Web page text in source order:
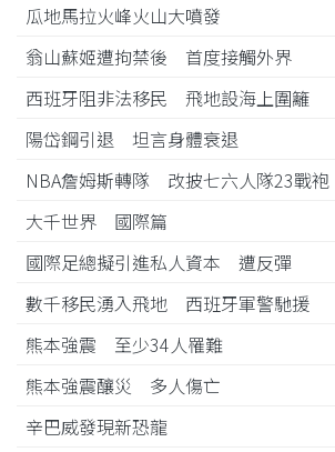
瓜地馬拉火峰火山大噴發
翁山蘇姬遭拘禁後 首度接觸外界
西班牙阻非法移民 飛地設海上圍籬
陽岱鋼引退 坦言身體衰退
NBA詹姆斯轉隊 改披七六人隊23戰袍
大千世界 國際篇
國際足總擬引進私人資本 遭反彈
數千移民湧入飛地 西班牙軍警馳援
熊本強震 至少34人罹難
熊本強震釀災 多人傷亡
辛巴威發現新恐龍